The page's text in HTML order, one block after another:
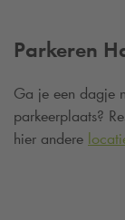
Parkeren
Ga je een dagje
parkeerplaats?
hier andere